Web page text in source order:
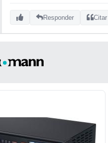
Responder Citar